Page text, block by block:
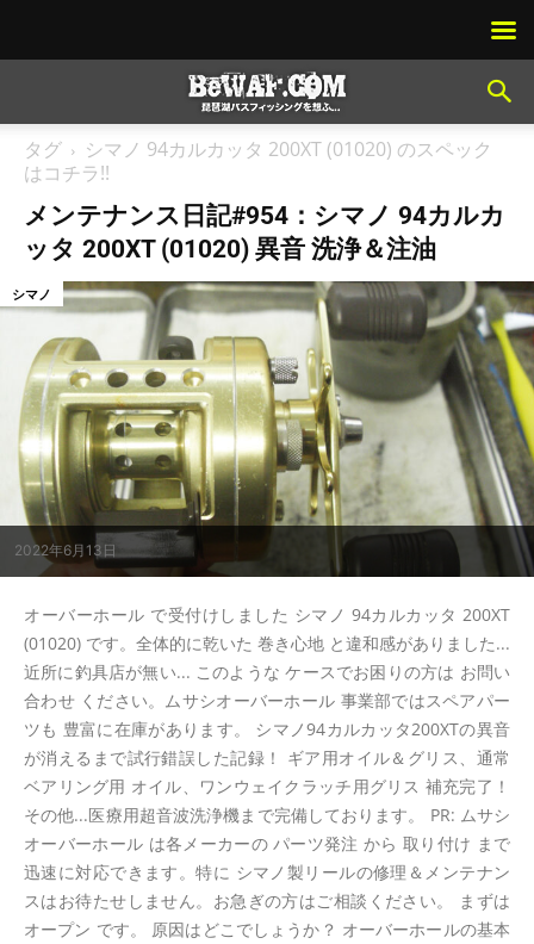
タグ
シマノ 94カルカッタ 200XT (01020) のスペック
はコチラ!!
メンテナンス日記#954：シマノ 94カルカ
ッタ 200XT (01020) 異音 洗浄＆注油
2022年6月13日
シマノ
オーバーホール で受付けしました シマノ 94カルカッタ 200XT
(01020) です。全体的に乾いた 巻き心地 と違和感がありました...
近所に釣具店が無い... このような ケースでお困りの方は お問い
合わせ ください。ムサシオーバーホール 事業部ではスペアパー
ツも 豊富に在庫があります。 シマノ94カルカッタ200XTの異音
が消えるまで試行錯誤した記録！ ギア用オイル＆グリス、通常
ベアリング用 オイル、ワンウェイクラッチ用グリス 補充完了！
その他...医療用超音波洗浄機まで完備しております。 PR: ムサシ
オーバーホール は各メーカーの パーツ発注 から 取り付け まで
迅速に対応できます。特に シマノ製リールの修理＆メンテナン
スはお待たせしません。お急ぎの方はご相談ください。 まずは
オープン です。 原因はどこでしょうか？ オーバーホールの基本